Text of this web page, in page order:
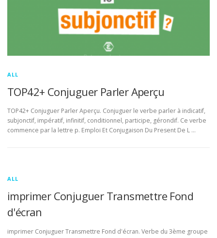
ALL
TOP42+ Conjuguer Parler Aperçu
TOP42+ Conjuguer Parler Aperçu. Conjuguer le verbe parler à indicatif,
subjonctif, impératif, infinitif, conditionnel, participe, gérondif. Ce verbe
commence par la lettre p. Emploi Et Conjugaison Du Present De L …
ALL
imprimer Conjuguer Transmettre Fond
d'écran
imprimer Conjuguer Transmettre Fond d'écran. Verbe du 3ème groupe